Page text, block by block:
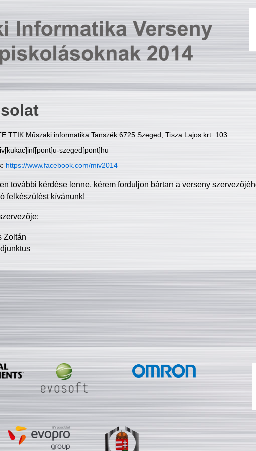
TTIK Műszaki informatika Tanszék 6725 Szeged, Tisza Lajos krt. 103.
szeged[pont]hu
https://www.facebook.com/miv2014
további kérdése lenne, kérem forduljon bártan a verseny
felkészülést kívánunk!
Zoltán